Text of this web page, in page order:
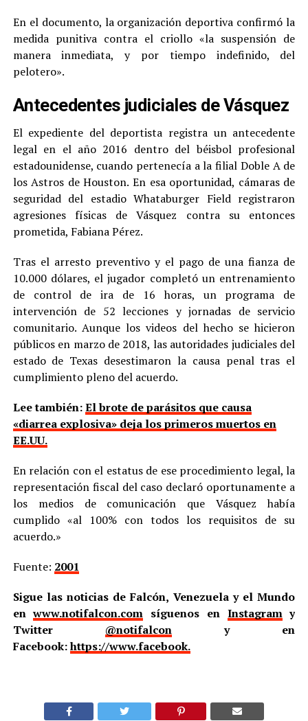
En el documento, la organización deportiva confirmó la
medida punitiva contra el criollo «la suspensión de
manera inmediata, y por tiempo indefinido, del
pelotero».
Antecedentes judiciales de Vásquez
El expediente del deportista registra un antecedente
legal en el año 2016 dentro del béisbol profesional
estadounidense, cuando pertenecía a la filial Doble A de
los Astros de Houston. En esa oportunidad, cámaras de
seguridad del estadio Whataburger Field registraron
agresiones físicas de Vásquez contra su entonces
prometida, Fabiana Pérez.
Tras el arresto preventivo y el pago de una fianza de
10.000 dólares, el jugador completó un entrenamiento
de control de ira de 16 horas, un programa de
intervención de 52 lecciones y jornadas de servicio
comunitario. Aunque los videos del hecho se hicieron
públicos en marzo de 2018, las autoridades judiciales del
estado de Texas desestimaron la causa penal tras el
cumplimiento pleno del acuerdo.
Lee también:El brote de parásitos que causa
«diarrea explosiva» deja los primeros muertos en
EE.UU.
En relación con el estatus de ese procedimiento legal, la
representación fiscal del caso declaró oportunamente a
los medios de comunicación que Vásquez había
cumplido «al 100% con todos los requisitos de su
acuerdo.»
Fuente: 2001
Sigue las noticias de Falcón, Venezuela y el Mundo
enwww.notifalcon.com síguenos en Instagramy
Twitter @notifalcony en
Facebook:https://www.facebook.